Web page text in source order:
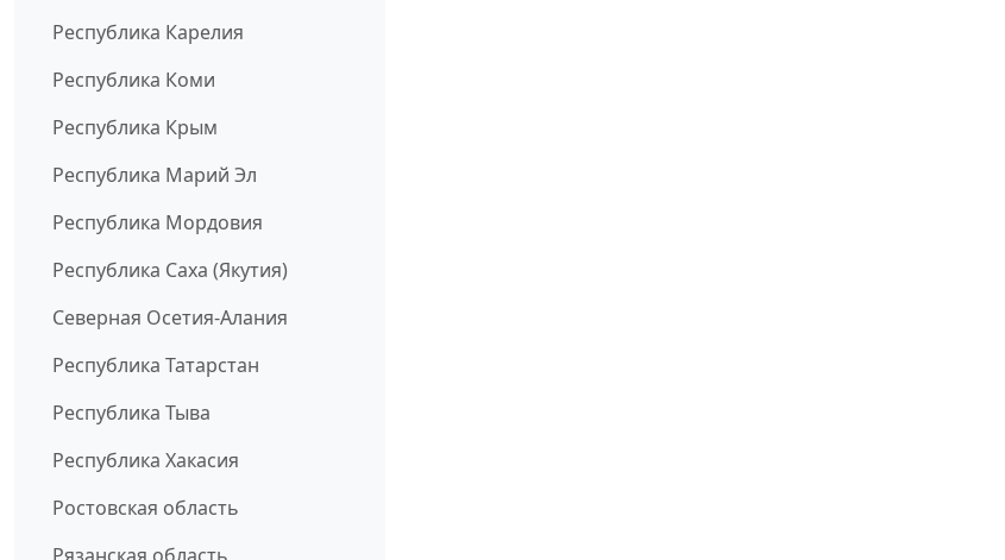
Республика Карелия
Республика Коми
Республика Крым
Республика Марий Эл
Республика Мордовия
Республика Саха (Якутия)
Северная Осетия-Алания
Республика Татарстан
Республика Тыва
Республика Хакасия
Ростовская область